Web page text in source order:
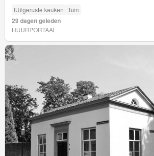
IUitgeruste keuken Tuin
29 dagen geleden
HUURPORTAAL